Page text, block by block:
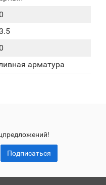
арматура
Подписаться